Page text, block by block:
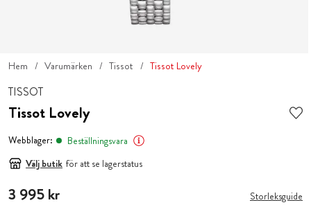
Hem Varumärken Tissot Tissot Lovely
TISSOT
Tissot Lovely
Webblager:
Beställningsvara
Välj butik för att se lagerstatus
Pris:3 995 kr
3 995 kr Storleksguide